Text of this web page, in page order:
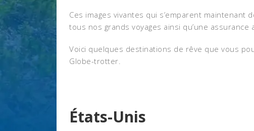
Ces images vivantes qui s’emparent
tous nos grands voyages ainsi qu’une
Voici quelques destinations de rêve que vous
Globe-trotter.
États-Unis